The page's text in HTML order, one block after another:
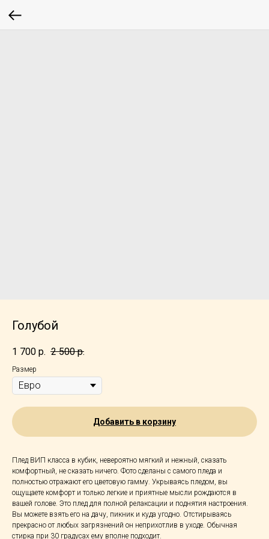
Голубой
1 700 р. 2 500 р.
Размер
Добавить в корзину
Плед ВИП класса в кубик, невероятно мягкий и нежный, сказать
комфортный, не сказать ничего. Фото сделаны с самого пледа и
полностью отражают его цветовую гамму. Укрываясь пледом, вы
ощущаете комфорт и только легкие и приятные мысли рождаются в
вашей голове. Это плед для полной релаксации и поднятия настроения.
Вы можете взять его на дачу, пикник и куда угодно. Отстирываясь
прекрасно от любых загрязнений он неприхотлив в уходе. Обычная
стирка при 30 градусах ему вполне подходит.